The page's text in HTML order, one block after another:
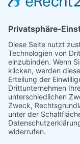
9:00 Uhr bis 13:00
Jeden 1. und 3.